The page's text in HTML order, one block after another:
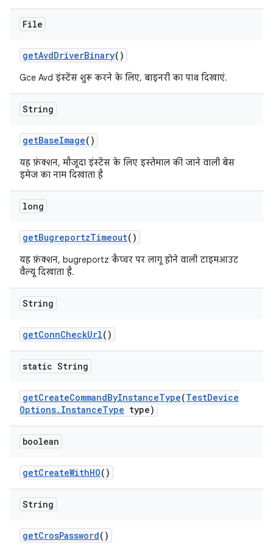
File
getAvdDriverBinary()
Gce Avd इंस्टेंस शुरू करने के लिए, बाइनरी का पाथ दिखाएं.
String
getBaseImage()
यह फ़ंक्शन, मौजूदा इंस्टेंस के लिए इस्तेमाल की जाने वाली बेस
इमेज का नाम दिखाता है
long
getBugreportzTimeout()
यह फ़ंक्शन, bugreportz कैप्चर पर लागू होने वाली टाइमआउट
वैल्यू दिखाता है.
String
getConnCheckUrl()
static String
getCreateCommandByInstanceType(TestDevice
Options. InstanceType type)
boolean
getCreateWithHO()
String
getCrosPassword()